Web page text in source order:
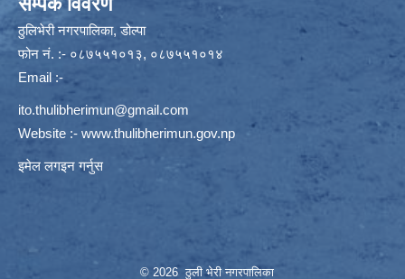
ठुलिभेरी नगरपालिका, डोल्पा
फोन नं. :- ०८७५५१०१३, ०८७५५१०१४
Email :-
ito.thulibherimun@gmail.com
Website :- www.thulibherimun.gov.np
इमेल लगइन गर्नुस
© 2026 ठुली भेरी नगरपालिका